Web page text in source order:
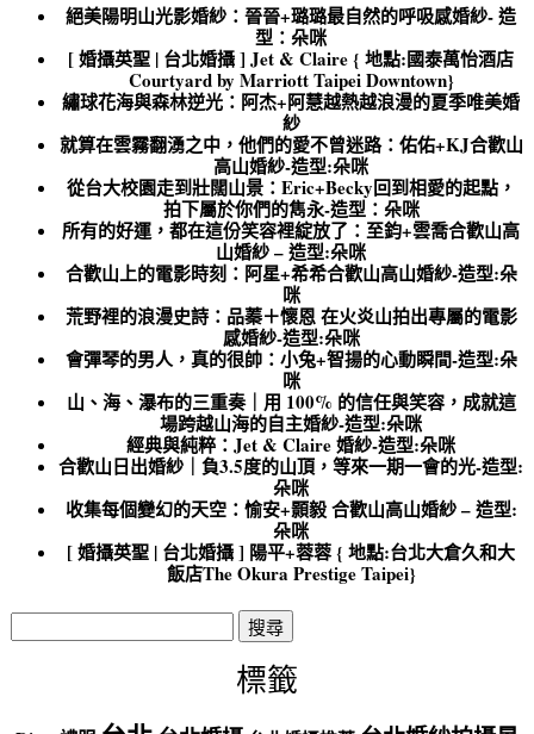
絕美陽明山光影婚紗：晉晉+璐璐最自然的呼吸感婚紗- 造
型：朵咪
[ 婚攝英聖 | 台北婚攝 ] Jet & Claire { 地點:國泰萬怡酒店
Courtyard by Marriott Taipei Downtown}
繡球花海與森林逆光：阿杰+阿慧越熱越浪漫的夏季唯美婚
紗
就算在雲霧翻湧之中，他們的愛不曾迷路：佑佑+KJ合歡山
高山婚紗-造型:朵咪
從台大校園走到壯闊山景：Eric+Becky回到相愛的起點，
拍下屬於你們的雋永-造型：朵咪
所有的好運，都在這份笑容裡綻放了：至鈞+雲喬合歡山高
山婚紗 – 造型:朵咪
合歡山上的電影時刻：阿星+希希合歡山高山婚紗-造型:朵
咪
荒野裡的浪漫史詩：品蓁＋懷恩 在火炎山拍出專屬的電影
感婚紗-造型:朵咪
會彈琴的男人，真的很帥：小兔+智揚的心動瞬間-造型:朵
咪
山、海、瀑布的三重奏｜用 100% 的信任與笑容，成就這
場跨越山海的自主婚紗-造型:朵咪
經典與純粹：Jet & Claire 婚紗-造型:朵咪
合歡山日出婚紗｜負3.5度的山頂，等來一期一會的光-造型:
朵咪
收集每個變幻的天空：愉安+顥毅 合歡山高山婚紗 – 造型:
朵咪
[ 婚攝英聖 | 台北婚攝 ] 陽平+蓉蓉 { 地點:台北大倉久和大
飯店The Okura Prestige Taipei}
搜
尋
標籤